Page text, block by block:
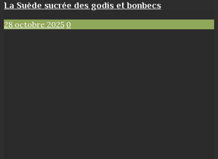
La Suède sucrée des godis et bonbecs
28 octobre 2025 0